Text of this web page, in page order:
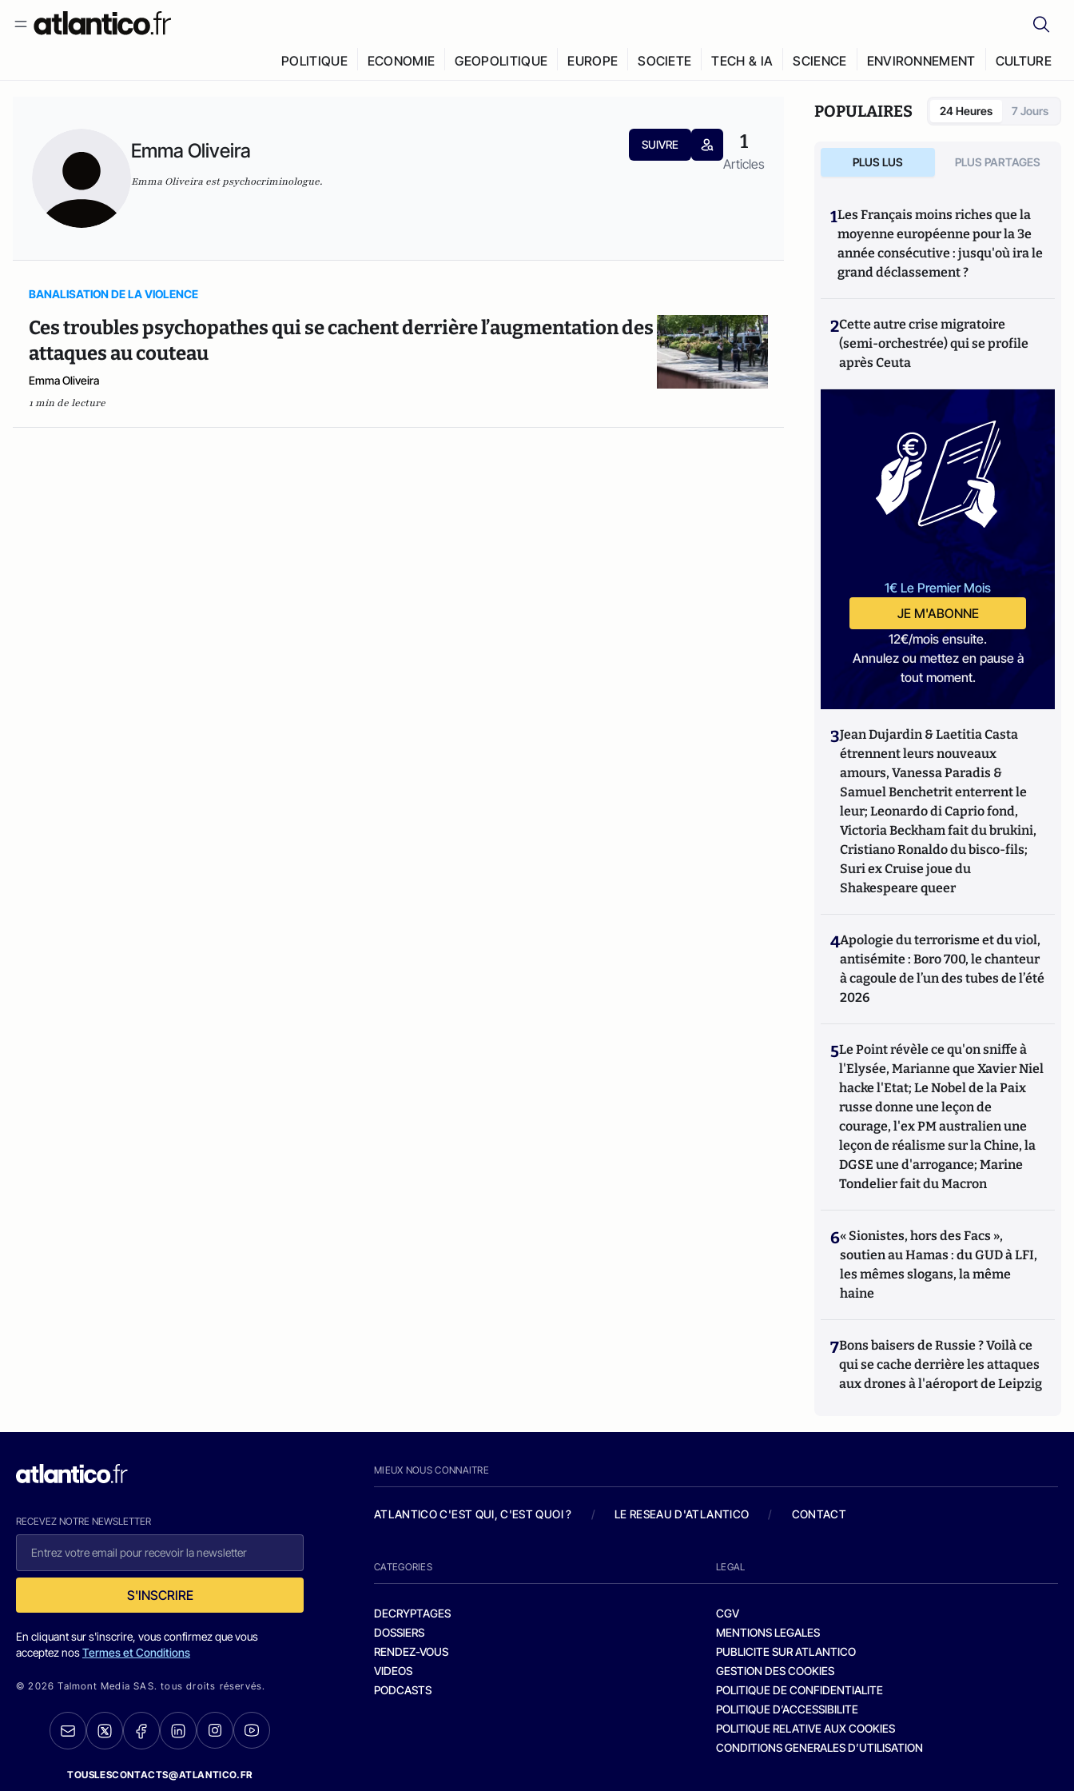
POLITIQUE ECONOMIE GEOPOLITIQUE EUROPE SOCIETE TECH & IA SCIENCE ENVIRONNEMENT CULTURE
Emma Oliveira SUIVRE 1
Articles
Emma Oliveira est psychocriminologue.
BANALISATION DE LA VIOLENCE
Ces troubles psychopathes qui se cachent derrière l’augmentation des
attaques au couteau
Emma Oliveira
1 min de lecture
POPULAIRES 24 Heures 7 Jours
PLUS LUS PLUS PARTAGES
1Les Français moins riches que la
moyenne européenne pour la 3e
année consécutive : jusqu'où ira le
grand déclassement ?
2Cette autre crise migratoire
(semi-orchestrée) qui se profile
après Ceuta
1€ Le Premier Mois
JE M'ABONNE
12€/mois ensuite.
Annulez ou mettez en pause à
tout moment.
3Jean Dujardin & Laetitia Casta
étrennent leurs nouveaux
amours, Vanessa Paradis &
Samuel Benchetrit enterrent le
leur; Leonardo di Caprio fond,
Victoria Beckham fait du brukini,
Cristiano Ronaldo du bisco-fils;
Suri ex Cruise joue du
Shakespeare queer
4Apologie du terrorisme et du viol,
antisémite : Boro 700, le chanteur
à cagoule de l’un des tubes de l’été
2026
5Le Point révèle ce qu'on sniffe à
l'Elysée, Marianne que Xavier Niel
hacke l'Etat; Le Nobel de la Paix
russe donne une leçon de
courage, l'ex PM australien une
leçon de réalisme sur la Chine, la
DGSE une d'arrogance; Marine
Tondelier fait du Macron
6« Sionistes, hors des Facs »,
soutien au Hamas : du GUD à LFI,
les mêmes slogans, la même
haine
7Bons baisers de Russie ? Voilà ce
qui se cache derrière les attaques
aux drones à l'aéroport de Leipzig
RECEVEZ NOTRE NEWSLETTER
S'INSCRIRE
En cliquant sur s'inscrire, vous confirmez que vous
acceptez nosTermes et Conditions
© 2026 Talmont Media SAS. tous droits réservés.
TOUSLESCONTACTS@ATLANTICO.FR
MIEUX NOUS CONNAITRE
ATLANTICO C'EST QUI, C'EST QUOI ? / LE RESEAU D'ATLANTICO / CONTACT
CATEGORIES
DECRYPTAGES
DOSSIERS
RENDEZ-VOUS
VIDEOS
PODCASTS
LEGAL
CGV
MENTIONS LEGALES
PUBLICITE SUR ATLANTICO
GESTION DES COOKIES
POLITIQUE DE CONFIDENTIALITE
POLITIQUE D’ACCESSIBILITE
POLITIQUE RELATIVE AUX COOKIES
CONDITIONS GENERALES D’UTILISATION